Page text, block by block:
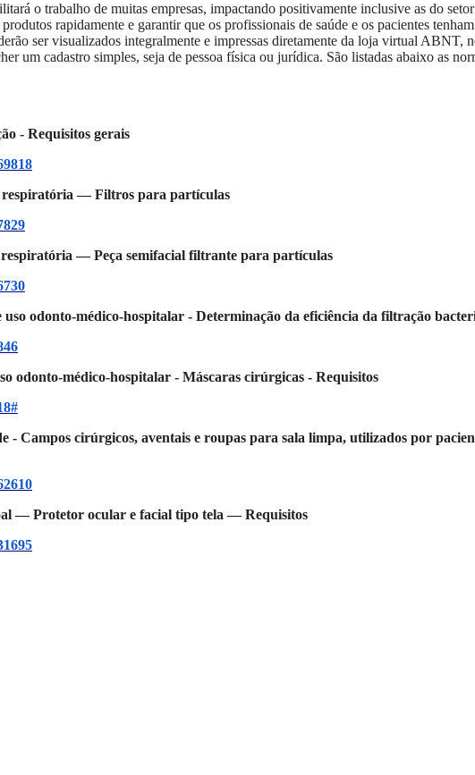
o trabalho de muitas empresas, impactando positivamente inclusive as do
rapidamente e garantir que os profissionais de saúde e os pacientes tenham
ser visualizados integralmente e impressas diretamente da loja virtual ABNT, n
um cadastro simples, seja de pessoa física ou jurídica. São listadas abaixo as
- Requisitos gerais
respiratória — Filtros para partículas
— Peça semifacial filtrante para partículas
odonto-médico-hospitalar - Determinação da eficiência da filtração
odonto-médico-hospitalar - Máscaras cirúrgicas - Requisitos
Campos cirúrgicos, aventais e roupas para sala limpa, utilizados por
— Protetor ocular e facial tipo tela — Requisitos